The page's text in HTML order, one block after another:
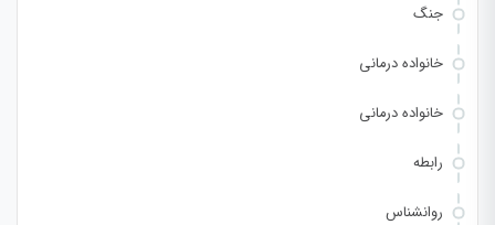
جنگ
خانواده درمانی
خانواده درمانی
رابطه
روانشناس